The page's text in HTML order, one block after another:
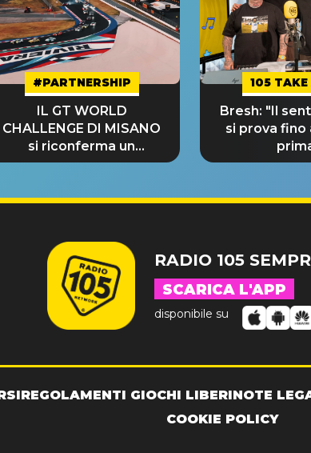
#PARTNERSHIP
IL GT WORLD
CHALLENGE DI MISANO
si riconferma un
GRANDE SUCCESSO!
105 TAKE
Bresh: "Il
si prova fino
RADIO 105
SCARICA L'APP
disponibile su
REGOLAMENTI GIOCHI LIBERINOTE
COOKIE POLICY